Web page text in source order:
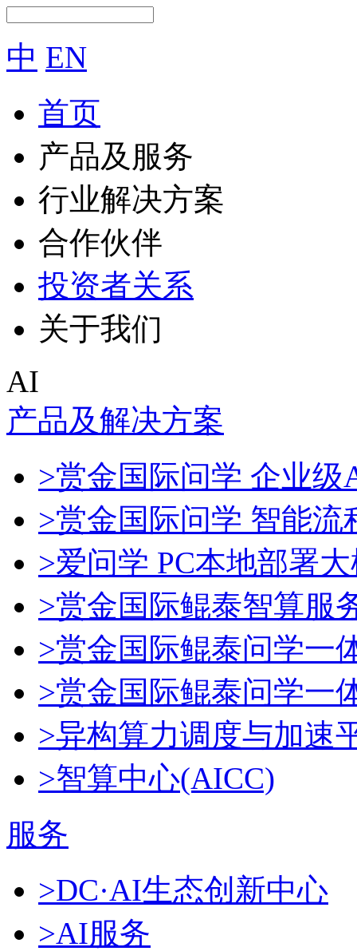
中 EN
首页
产品及服务
行业解决方案
合作伙伴
投资者关系
关于我们
AI
产品及解决方案
>赏金国际问学 企业级
>赏金国际问学 智能流
>爱问学 PC本地部署
>赏金国际鲲泰智算服
>赏金国际鲲泰问学一
>赏金国际鲲泰问学一
>异构算力调度与加速
>智算中心(AICC)
服务
>DC·AI生态创新中心
>AI服务